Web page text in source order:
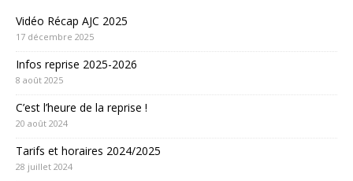
Vidéo Récap AJC 2025
17 décembre 2025
Infos reprise 2025-2026
8 août 2025
C’est l’heure de la reprise !
20 août 2024
Tarifs et horaires 2024/2025
28 juillet 2024